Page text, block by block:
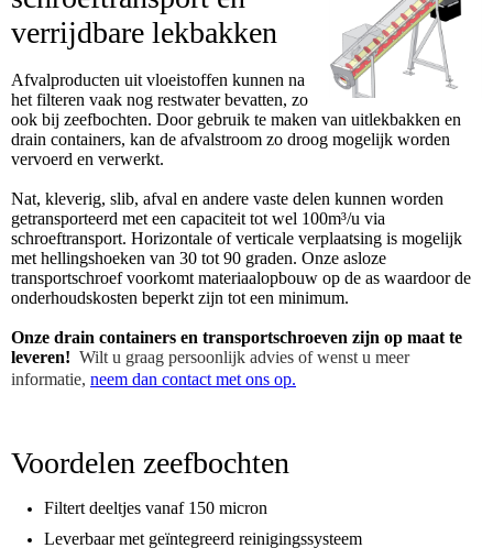
verrijdbare lekbakken
Afvalproducten uit vloeistoffen kunnen na
het filteren vaak nog restwater bevatten, zo
ook bij zeefbochten. Door gebruik te maken van uitlekbakken en
drain containers, kan de afvalstroom zo droog mogelijk worden
vervoerd en verwerkt.
Nat, kleverig, slib, afval en andere vaste delen kunnen worden
getransporteerd met een capaciteit tot wel 100m³/u via
schroeftransport. Horizontale of verticale verplaatsing is mogelijk
met hellingshoeken van 30 tot 90 graden. Onze asloze
transportschroef voorkomt materiaalopbouw op de as waardoor de
onderhoudskosten beperkt zijn tot een minimum.
Onze drain containers en transportschroeven zijn op maat te
leveren! Wilt u graag persoonlijk advies of wenst u meer
informatie, neem dan contact met ons op.
Voordelen zeefbochten
Filtert deeltjes vanaf 150 micron
Leverbaar met geïntegreerd reinigingssysteem